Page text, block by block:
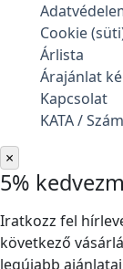
Cookie
Árlista
Árajánlat
Kapcsolat
KATA /
×
5%
Iratkozz fel
következő
legújabb